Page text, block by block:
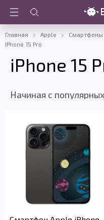
Главная Apple Смартфоны
iPhone 15 Pro
iPhone 15
Начиная c популярных